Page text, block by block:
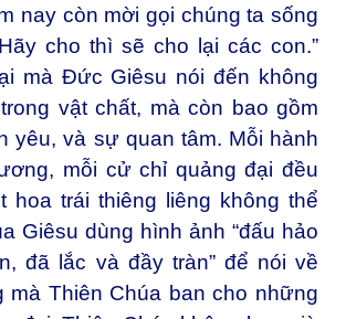
nay còn mời gọi chúng ta sống
cho thì sẽ cho lại các con.”
mà Đức Giêsu nói đến không
vật chất, mà còn bao gồm
yêu, và sự quan tâm. Mỗi hành
mỗi cử chỉ quảng đại đều
hoa trái thiêng liêng không thể
Giêsu dùng hình ảnh “đấu hảo
đã lắc và đầy tràn” để nói về
mà Thiên Chúa ban cho những